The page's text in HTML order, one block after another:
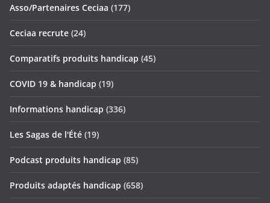
Asso/Partenaires Ceciaa (177)
Ceciaa recrute (24)
Comparatifs produits handicap (45)
COVID 19 & handicap (19)
Informations handicap (336)
Les Sagas de l'Été (19)
Podcast produits handicap (85)
Produits adaptés handicap (658)